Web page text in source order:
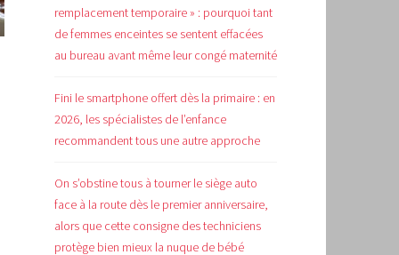
remplacement temporaire » : pourquoi tant
de femmes enceintes se sentent effacées
au bureau avant même leur congé maternité
Fini le smartphone offert dès la primaire : en
2026, les spécialistes de l’enfance
recommandent tous une autre approche
On s’obstine tous à tourner le siège auto
face à la route dès le premier anniversaire,
alors que cette consigne des techniciens
protège bien mieux la nuque de bébé